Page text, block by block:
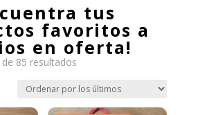
tus
favoritos a
en oferta!
85 resultadosOrdenado
los
últimos